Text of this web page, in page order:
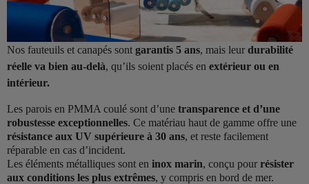
Nos fauteuils et canapés sont garantis 5 ans, mais leur durabilité
réelle va bien au-delà, qu’ils soient placés en extérieur ou en
intérieur.
Les parois en PMMA coulé sont d’une transparence et d’une
robustesse exceptionnelles. Ce matériau haut de gamme offre une
résistance aux UV supérieure à 30 ans, et reste facilement
réparable en cas d’incident.
Les éléments métalliques sont en inox marin, conçu pour résister
aux conditions les plus extrêmes, y compris en bord de mer.